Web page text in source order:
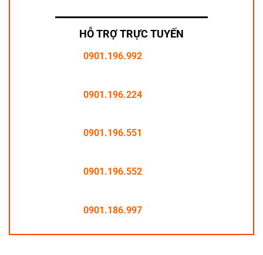
HỖ TRỢ TRỰC TUYẾN
0901.196.992
0901.196.224
0901.196.551
0901.196.552
0901.186.997